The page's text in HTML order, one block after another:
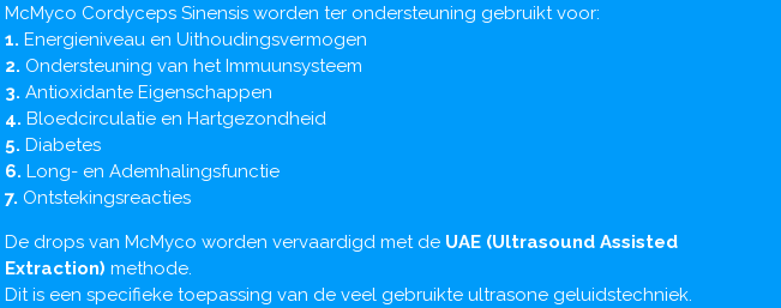
McMyco Cordyceps Sinensis worden ter ondersteuning gebruikt voor:
1. Energieniveau en Uithoudingsvermogen
2. Ondersteuning van het Immuunsysteem
3. Antioxidante Eigenschappen
4. Bloedcirculatie en Hartgezondheid
5. Diabetes
6. Long- en Ademhalingsfunctie
7. Ontstekingsreacties
De drops van McMyco worden vervaardigd met de UAE (Ultrasound Assisted
Extraction) methode.
Dit is een specifieke toepassing van de veel gebruikte ultrasone geluidstechniek.